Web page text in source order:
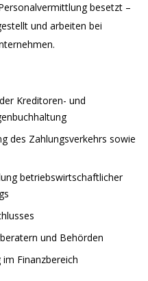
besetzt –
und arbeiten bei
Kreditoren- und
des Zahlungsverkehrs sowie
betriebswirtschaftlicher
und Behörden
Finanzbereich